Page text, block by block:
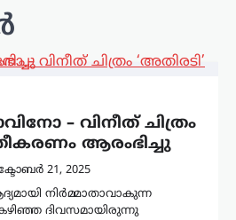
– വിനീത് ചിത്രം
ആരംഭിച്ചു
21, 2025
നിര്‍മ്മാതാവാകുന്ന
കഴിഞ്ഞ ദിവസമായിരുന്നു